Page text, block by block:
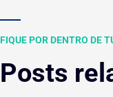
FIQUE POR DENTRO DE
Posts